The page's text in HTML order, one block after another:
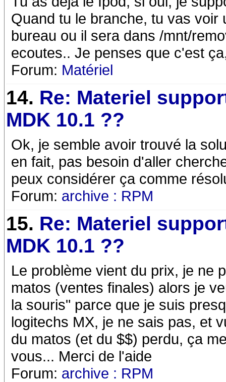
Quand tu le branche, tu vas
bureau ou il sera dans /mnt/
ecoutes.. Je penses que c'est
Forum: Matériel
14. Re: Materiel
MDK 10.1 ??
Ok, je semble avoir trouvé la
en fait, pas besoin d'aller
peux considérer ça comme
Forum: archive : RPM
15. Re: Materiel
MDK 10.1 ??
Le problème vient du prix, je ne
matos (ventes finales) alors je
la souris" parce que je suis
logitechs MX, je ne sais pas, et
du matos (et du $$) perdu, ça
vous... Merci de l'aide
Forum: archive : RPM